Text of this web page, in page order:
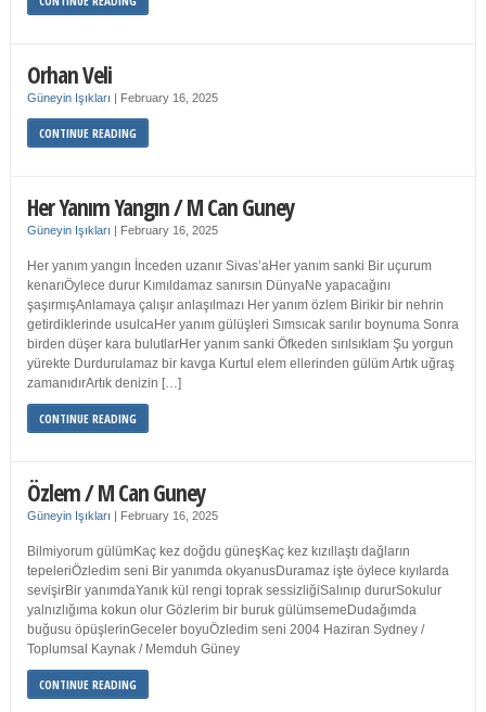
Orhan Veli
Güneyin Işıkları | February 16, 2025
CONTINUE READING
Her Yanım Yangın / M Can Guney
Güneyin Işıkları | February 16, 2025
Her yanım yangın İnceden uzanır Sivas’aHer yanım sanki Bir uçurum
kenarıÖylece durur Kımıldamaz sanırsın DünyaNe yapacağını
şaşırmışAnlamaya çalışır anlaşılmazı Her yanım özlem Birikir bir nehrin
getirdiklerinde usulcaHer yanım gülüşleri Sımsıcak sarılır boynuma Sonra
birden düşer kara bulutlarHer yanım sanki Öfkeden sırılsıklam Şu yorgun
yürekte Durdurulamaz bir kavga Kurtul elem ellerinden gülüm Artık uğraş
zamanıdırArtık denizin […]
CONTINUE READING
Özlem / M Can Guney
Güneyin Işıkları | February 16, 2025
Bilmiyorum gülümKaç kez doğdu güneşKaç kez kızıllaştı dağların
tepeleriÖzledim seni Bir yanımda okyanusDuramaz işte öylece kıyılarda
sevişirBir yanımdaYanık kül rengi toprak sessizliğiSalınıp dururSokulur
yalnızlığıma kokun olur Gözlerim bir buruk gülümsemeDudağımda
buğusu öpüşlerinGeceler boyuÖzledim seni 2004 Haziran Sydney /
Toplumsal Kaynak / Memduh Güney
CONTINUE READING